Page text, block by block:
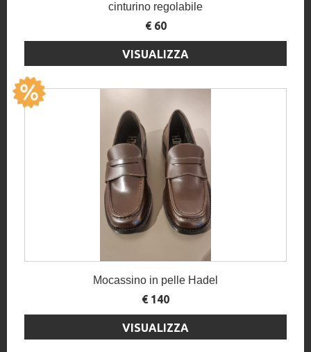
cinturino regolabile
€ 60
VISUALIZZA
Mocassino in pelle Hadel
€ 140
VISUALIZZA